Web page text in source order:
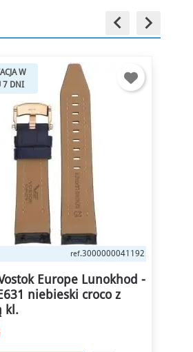
keyboard_arrow_left
W
7 DNI
ref.3000000041215
Europe Lunokhod -
niebieski croco z
błyszcząca kl.
keyboard_arrow_right